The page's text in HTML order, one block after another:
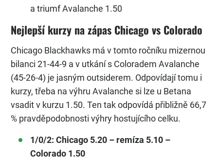
a triumf Avalanche 1.50
Nejlepší kurzy na zápas Chicago vs Colorado
Chicago Blackhawks má v tomto ročníku mizernou
bilanci 21-44-9 a v utkání s Coloradem Avalanche
(45-26-4) je jasným outsiderem. Odpovídají tomu i
kurzy, třeba na výhru Avalanche si lze u Betana
vsadit v kurzu 1.50. Ten tak odpovídá přibližně 66,7
% pravděpodobnosti výhry hostujícího celku.
1/0/2: Chicago 5.20 – remíza 5.10 –
Colorado 1.50